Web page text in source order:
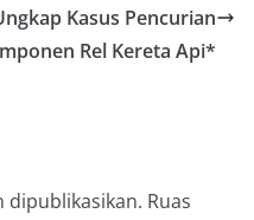
Kasus Pencurian
Rel Kereta Api*
dipublikasikan. Ruas